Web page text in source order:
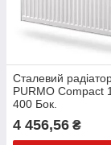
Сталевий
PURMO Compact
400 Бок.
4 456,56 ₴